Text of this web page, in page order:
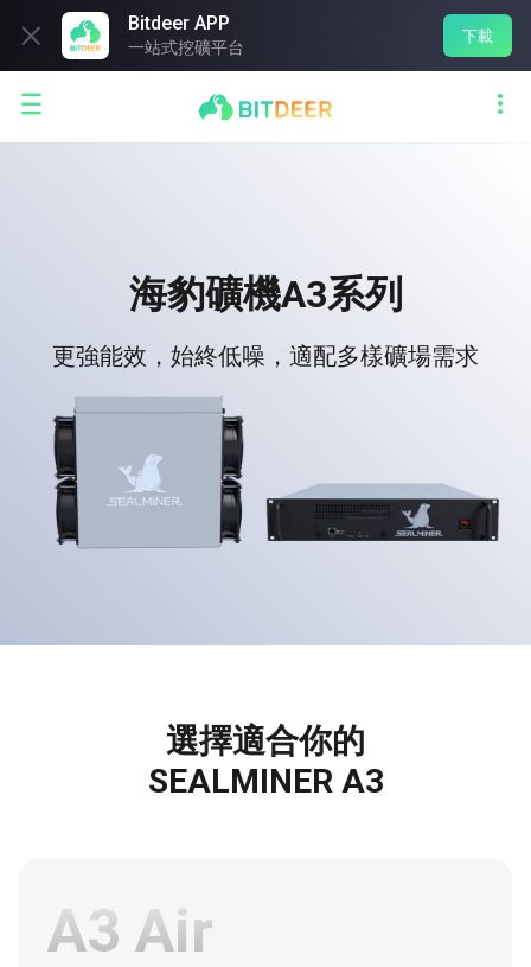

Bitdeer APP
一站式挖礦平台
下載
 
海豹礦機A3系列
更強能效，始終低噪，適配多樣礦場需求
選擇適合你的
SEALMINER A3
A3 Air